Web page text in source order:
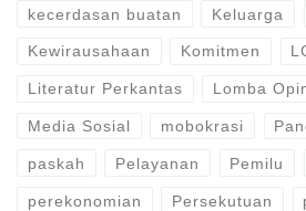
kecerdasan buatan Keluarga
Kewirausahaan Komitmen
Literatur Perkantas Lomba
Media Sosial mobokrasi
paskah Pelayanan Pemilu
perekonomian Persekutuan